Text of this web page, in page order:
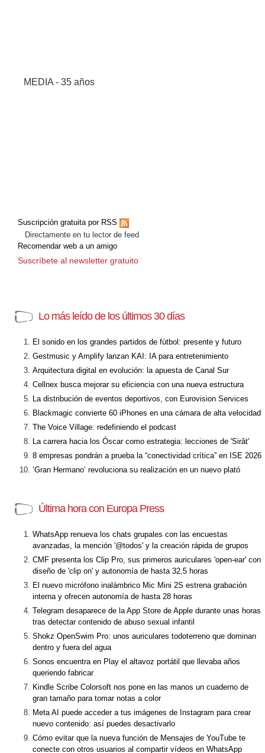
MEDIA - 35 años
Suscripción gratuita por RSS
Directamente en tu lector de feed
Recomendar web a un amigo
Suscríbete al newsletter gratuito
Lo más leído de los últimos 30 días
El sonido en los grandes partidos de fútbol: presente y futuro
Gestmusic y Amplify lanzan KAI: IA para entretenimiento
Arquitectura digital en evolución: la apuesta de Canal Sur
Cellnex busca mejorar su eficiencia con una nueva estructura
La distribución de eventos deportivos, con Eurovision Services
Blackmagic convierte 60 iPhones en una cámara de alta velocidad
The Voice Village: redefiniendo el podcast
La carrera hacia los Óscar como estrategia: lecciones de 'Sirât'
8 empresas pondrán a prueba la “conectividad crítica” en ISE 2026
‘Gran Hermano’ revoluciona su realización en un nuevo plató
Última hora con Europa Press
WhatsApp renueva los chats grupales con las encuestas
avanzadas, la mención '@todos' y la creación rápida de grupos
CMF presenta los Clip Pro, sus primeros auriculares 'open-ear' con
diseño de 'clip on' y autonomía de hasta 32,5 horas
El nuevo micrófono inalámbrico Mic Mini 2S estrena grabación
interna y ofrecen autonomía de hasta 28 horas
Telegram desaparece de la App Store de Apple durante unas horas
tras detectar contenido de abuso sexual infantil
Shokz OpenSwim Pro: unos auriculares todoterreno que dominan
dentro y fuera del agua
Sonos encuentra en Play el altavoz portátil que llevaba años
queriendo fabricar
Kindle Scribe Colorsoft nos pone en las manos un cuaderno de
gran tamaño para tomar notas a color
Meta AI puede acceder a tus imágenes de Instagram para crear
nuevo contenido: así puedes desactivarlo
Cómo evitar que la nueva función de Mensajes de YouTube te
conecte con otros usuarios al compartir vídeos en WhatsApp